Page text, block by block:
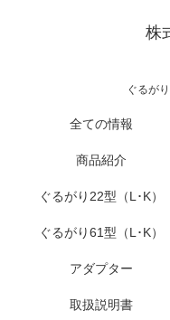
株
ぐるが
全ての情報
商品紹介
ぐるがり22型（L･K）
ぐるがり61型（L･K）
アダプター
取扱説明書